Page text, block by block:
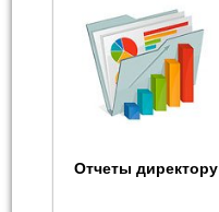
Отчеты директору